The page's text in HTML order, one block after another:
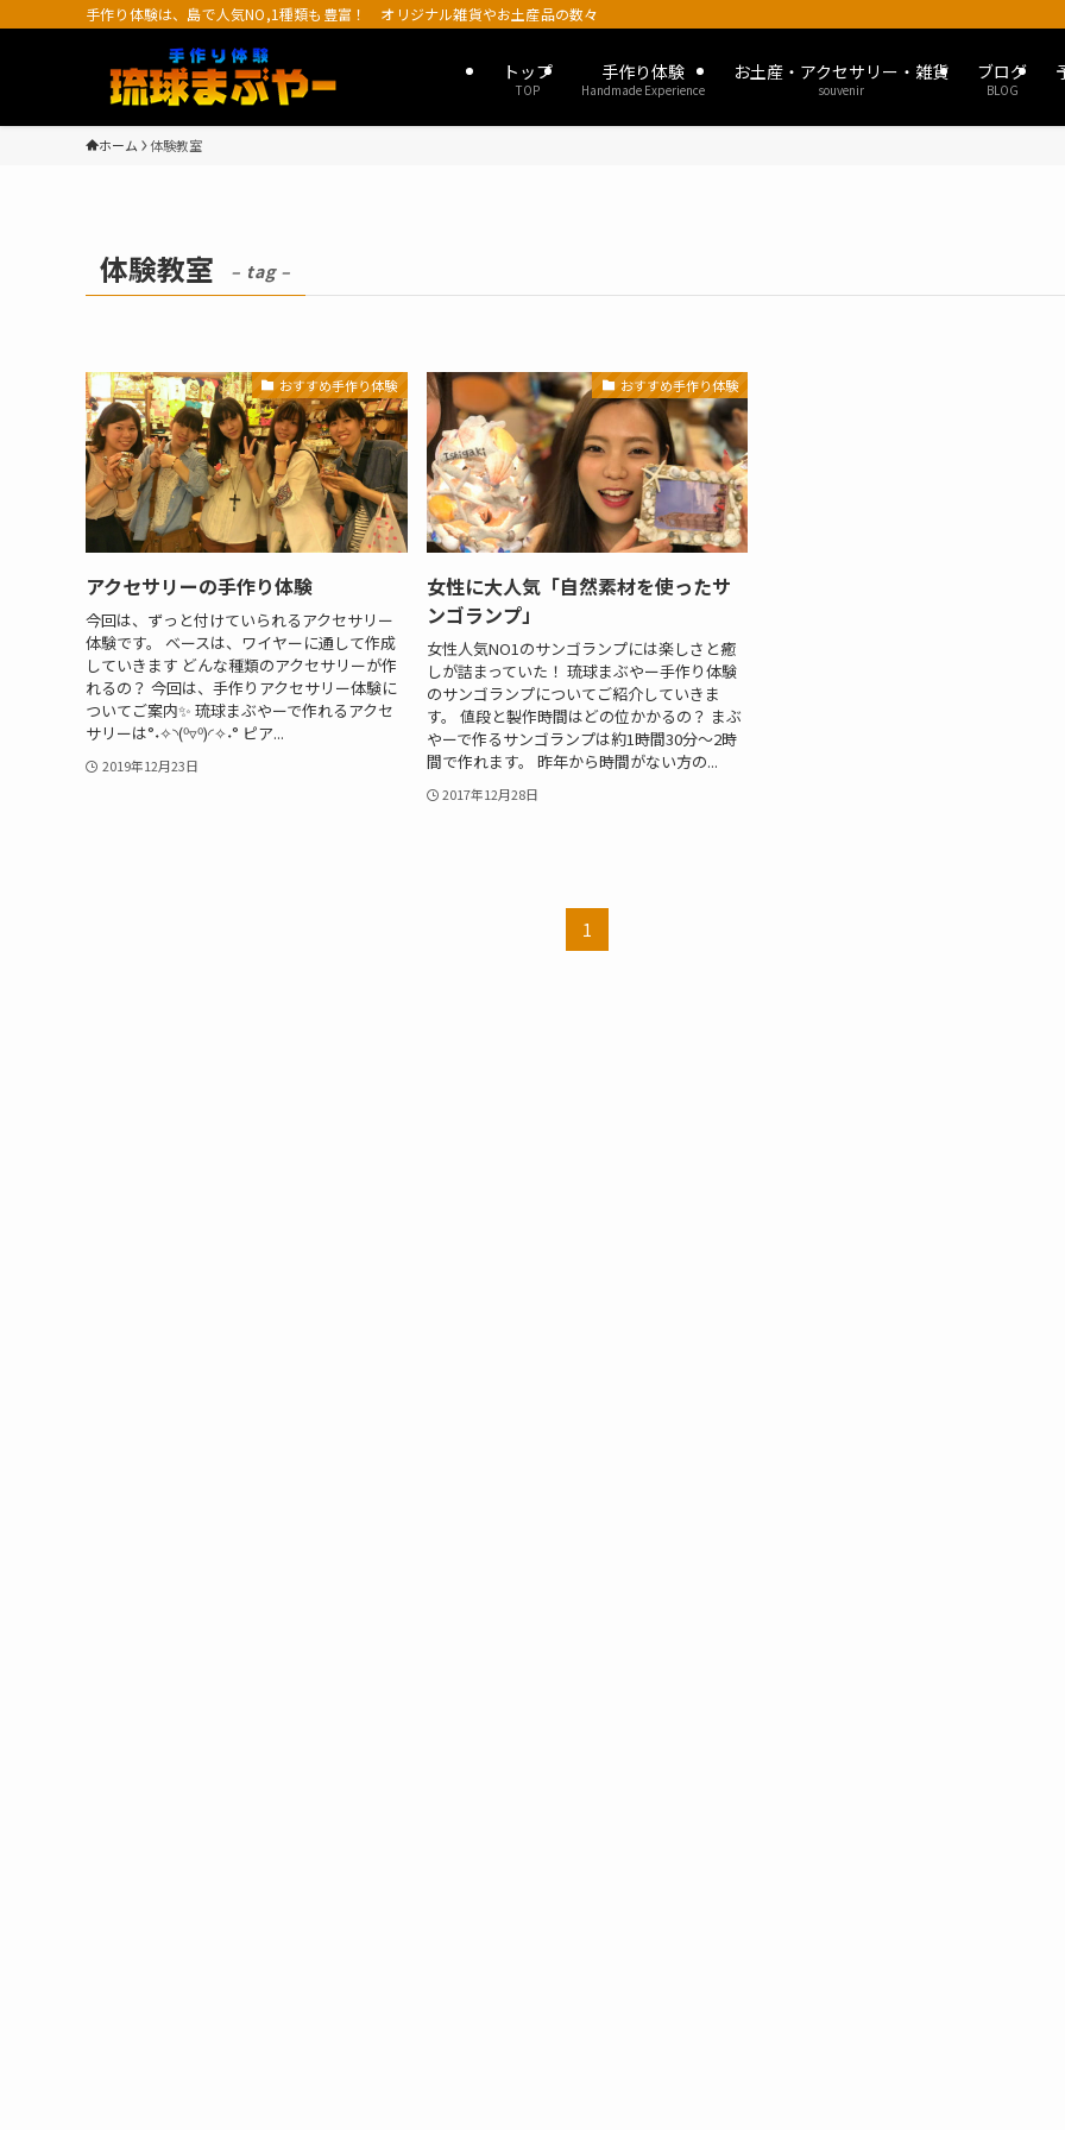
手作り体験は、島で人気NO,1種類も豊富！ オリジナル雑貨やお土産品の数々
トップ
TOP
手作り体験
Handmade Experience
お土産・アクセサリー・雑貨
souvenir
ブログ
BLOG
ホーム 体験教室
体験教室 – tag –
おすすめ手作り体験
アクセサリーの手作り体験
今回は、ずっと付けていられるアクセサリー
体験です。 ベースは、ワイヤーに通して作成
していきます どんな種類のアクセサリーが作
れるの？ 今回は、手作りアクセサリー体験に
ついてご案内✨ 琉球まぶやーで作れるアクセ
サリーは°˖✧◝(⁰▿⁰)◜✧˖° ピア...
2019年12月23日
おすすめ手作り体験
女性に大人気「自然素材を使ったサ
ンゴランプ」
女性人気NO1のサンゴランプには楽しさと癒
しが詰まっていた！ 琉球まぶやー手作り体験
のサンゴランプについてご紹介していきま
す。 値段と製作時間はどの位かかるの？ まぶ
やーで作るサンゴランプは約1時間30分～2時
間で作れます。 昨年から時間がない方の...
2017年12月28日
1